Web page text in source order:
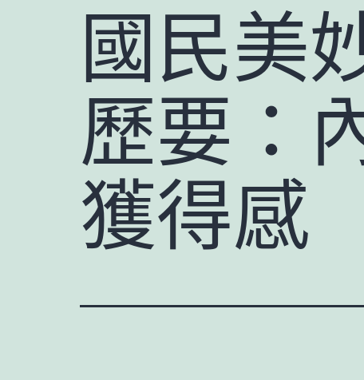
國民美
歷要：
獲得感